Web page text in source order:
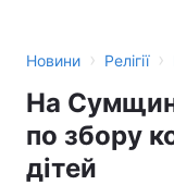
Новини › Релігії ›
На
по збору
дітей